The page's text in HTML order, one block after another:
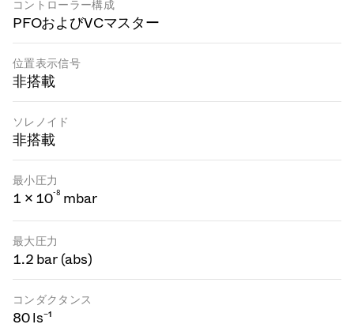
コントローラー構成
PFOおよびVCマスター
位置表示信号
非搭載
ソレノイド
非搭載
最小圧力
1 × 10-8 mbar
最大圧力
1.2 bar (abs)
コンダクタンス
80 ls⁻¹